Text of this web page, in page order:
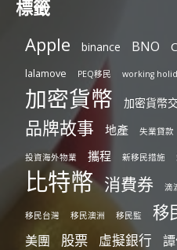
標籤
Apple binance BNO
lalamove PEQ移民 working
加密貨幣 加密貨幣
品牌故事 地產 失業貸款
投資海外物業 攜程 新移民措施
比特幣 消費券 滴
移民台灣 移民澳洲 移民監 移
美團 股票 虛擬銀行